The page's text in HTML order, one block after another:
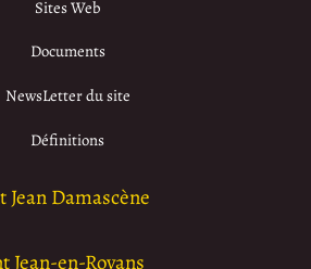
Sites Web
Documents
NewsLetter du site
Définitions
Damascène
Jean-en-Royans